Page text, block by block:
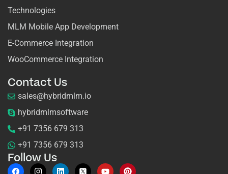
Technologies
MLM Mobile App Development
E-Commerce Integration
WooCommerce Integration
Contact Us
sales@hybridmlm.io
hybridmlmsoftware
+91 7356 679 313
+91 7356 679 313
Follow Us